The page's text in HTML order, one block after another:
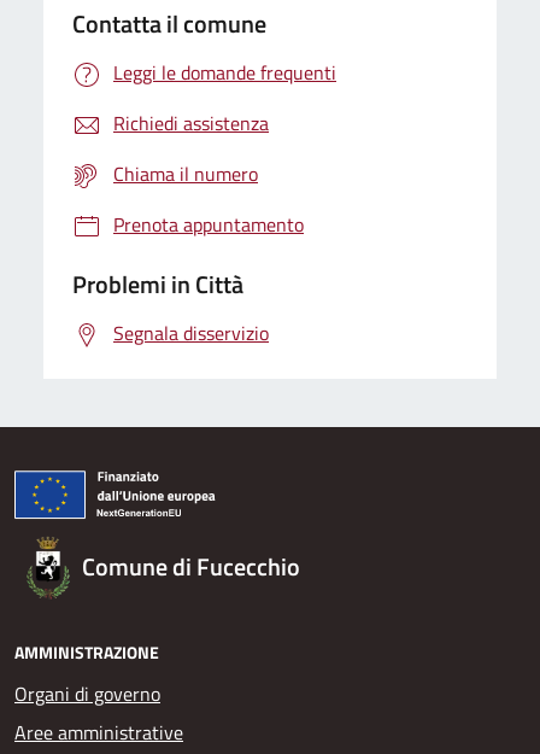
Contatta il comune
Leggi le domande frequenti
Richiedi assistenza
Chiama il numero
Prenota appuntamento
Problemi in Città
Segnala disservizio
Comune di Fucecchio
AMMINISTRAZIONE
Organi di governo
Aree amministrative